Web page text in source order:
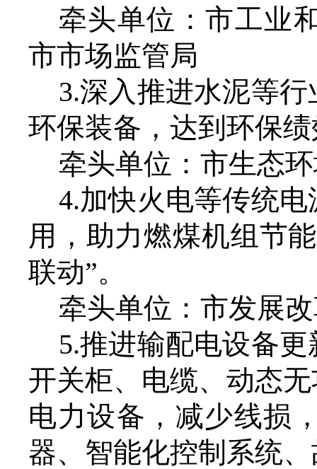
牵头单位：市工业
市市场监管局
3.深入推进水泥等
环保装备，达到环保
牵头单位：市生态
4.加快火电等传统
用，助力燃煤机组节
联动”。
牵头单位：市发展
5.推进输配电设备
开关柜、电缆、动态
电力设备，减少线损
器、智能化控制系统